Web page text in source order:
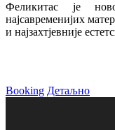
Феликитас је
најсавременијих
и најзахтјевније
Booking Детаљно